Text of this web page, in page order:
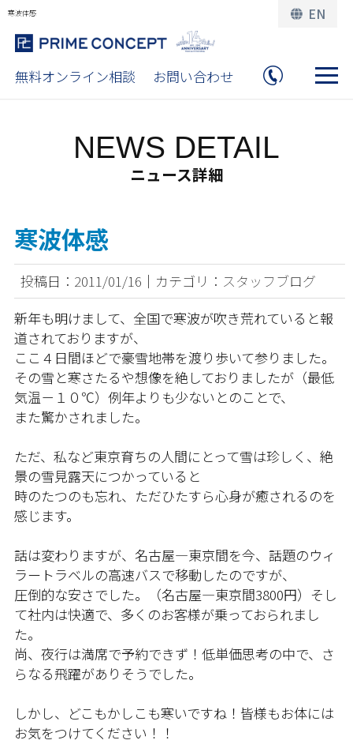
寒波体感 EN
無料オンライン相談 お問い合わせ
NEWS DETAIL
ニュース詳細
寒波体感
投稿日：2011/01/16｜カテゴリ：スタッフブログ
新年も明けまして、全国で寒波が吹き荒れていると報
道されておりますが、
ここ４日間ほどで豪雪地帯を渡り歩いて参りました。
その雪と寒さたるや想像を絶しておりましたが（最低
気温－１０℃）例年よりも少ないとのことで、
また驚かされました。
ただ、私など東京育ちの人間にとって雪は珍しく、絶
景の雪見露天につかっていると
時のたつのも忘れ、ただひたすら心身が癒されるのを
感じます。
話は変わりますが、名古屋―東京間を今、話題のウィ
ラートラベルの高速バスで移動したのですが、
圧倒的な安さでした。（名古屋―東京間3800円）そし
て社内は快適で、多くのお客様が乗っておられまし
た。
尚、夜行は満席で予約できず！低単価思考の中で、さ
らなる飛躍がありそうでした。
しかし、どこもかしこも寒いですね！皆様もお体には
お気をつけてください！！